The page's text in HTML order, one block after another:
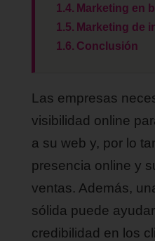
Marketing en
Marketing de
Conclusión
Las empresas
visibilidad online
a su web y, por lo
presencia online y
ventas. Además,
sólida puede
credibilidad en los